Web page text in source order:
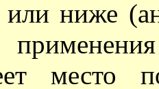
или ниже
место